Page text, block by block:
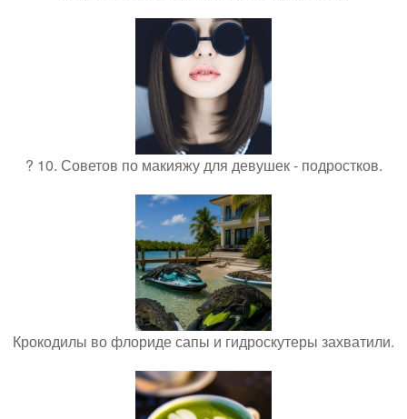
? 10. Советов по макияжу для девушек - подростков.
Крокодилы во флориде сапы и гидроскутеры захватили.